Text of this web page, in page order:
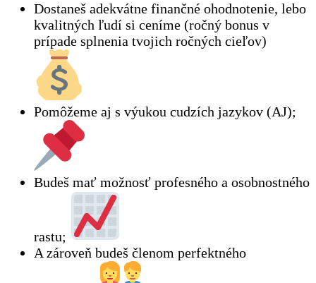
Dostaneš adekvátne finančné ohodnotenie, lebo
kvalitných ľudí si ceníme (ročný bonus v
prípade splnenia tvojich ročných cieľov)
Pomôžeme aj s výukou cudzích jazykov (AJ);
Budeš mať možnosť profesného a osobnostného
rastu;
A zároveň budeš členom perfektného